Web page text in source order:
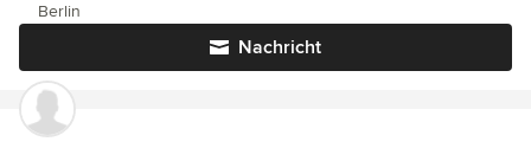
Nachricht
Berlin